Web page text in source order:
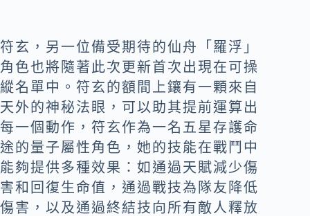
符玄，另一位備受期待的仙舟「羅浮」
角色也將隨著此次更新首次出現在可操
縱名單中。符玄的額間上鑲有一顆來自
天外的神秘法眼，可以助其提前運算出
每一個動作，符玄作為一名五星存護命
途的量子屬性角色，她的技能在戰鬥中
能夠提供多種效果：如通過天賦減少傷
害和回復生命值，通過戰技為隊友降低
傷害，以及通過終結技向所有敵人釋放